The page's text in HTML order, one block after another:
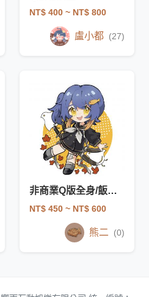
NT$ 400 ~ NT$ 800
盧小都 (27)
非商業Q版全身/飯友/周邊委託
NT$ 450 ~ NT$ 600
熊二 (0)